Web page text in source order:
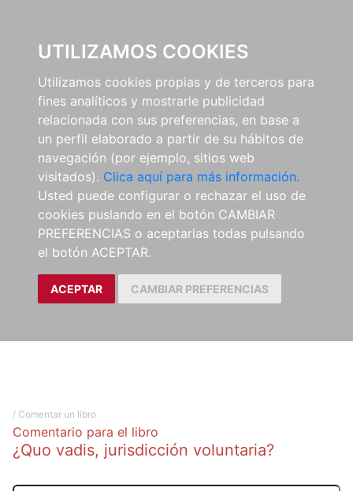
UTILIZAMOS COOKIES
Utilizamos cookies propias y de terceros para
fines analíticos y mostrarle publicidad
relacionada con sus preferencias, en base a
un perfil elaborado a partir de su hábitos de
navegación (por ejemplo, sitios web
visitados). Clica aquí para más información.
Usted puede configurar o rechazar el uso de
cookies puslando en el botón CAMBIAR
PREFERENCIAS o aceptarlas todas pulsando
el botón ACEPTAR.
ACEPTAR CAMBIAR PREFERENCIAS
/ Comentar un libro
Comentario para el libro
¿Quo vadis, jurisdicción voluntaria?